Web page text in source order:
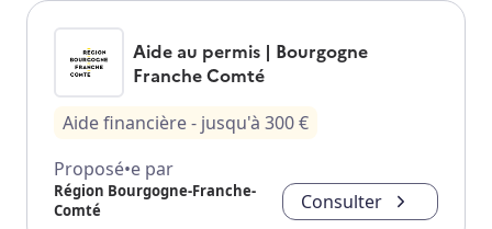
Aide au permis | Bourgogne
Franche Comté
Aide financière- jusqu'à 300€
Proposé•e par
Région Bourgogne-Franche-
Comté
Consulter